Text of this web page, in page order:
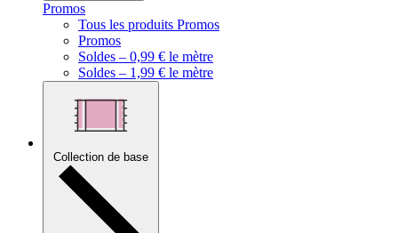
Promos
Tous les produits Promos
Promos
Soldes – 0,99 € le mètre
Soldes – 1,99 € le mètre
Collection de base